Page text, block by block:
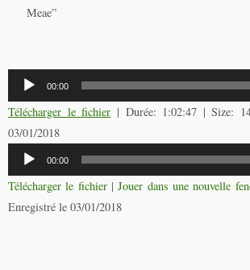
Meae”
Lecteur
audio
00:00
Télécharger le fichier | Durée: 1:02:47 | Size:
03/01/2018
Lecteur
audio
00:00
Télécharger le fichier|Jouer dans une nouvelle
Enregistré le 03/01/2018